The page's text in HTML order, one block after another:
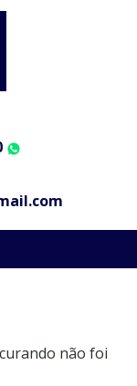
não foi